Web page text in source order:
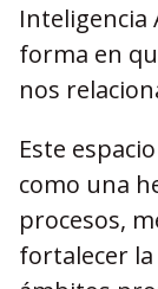
forma en
nos
Este
como una
procesos,
fortalecer